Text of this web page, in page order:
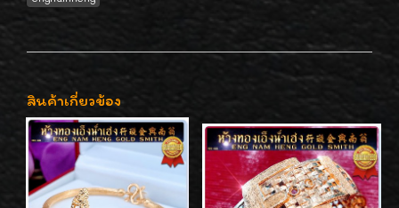
สินค้าเกี่ยวข้อง